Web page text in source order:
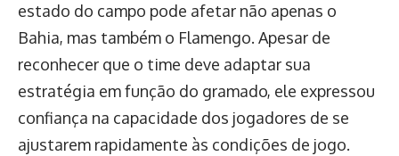
estado do campo pode afetar não apenas o
Bahia, mas também o Flamengo. Apesar de
reconhecer que o time deve adaptar sua
estratégia em função do gramado, ele expressou
confiança na capacidade dos jogadores de se
ajustarem rapidamente às condições de jogo.